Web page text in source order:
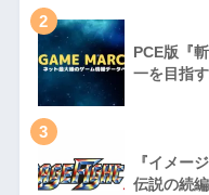
2
PCE版『
一を目指
3
『イメー
伝説の続編